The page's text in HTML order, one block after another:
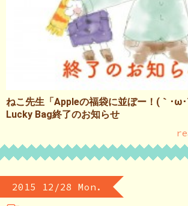
ねこ先生「Appleの福袋に並ぼー！(｀･ω
Lucky Bag終了のお知らせ
2015 12/28 Mon.